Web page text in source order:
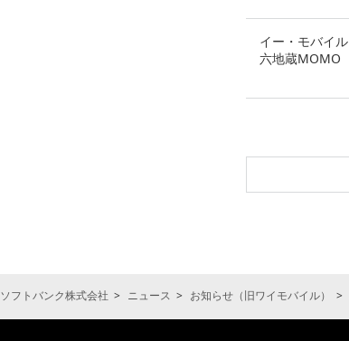
イー・モバイル
六地蔵MOMO
ソフトバンク株式会社 ニュース お知らせ（旧ワイモバイル）